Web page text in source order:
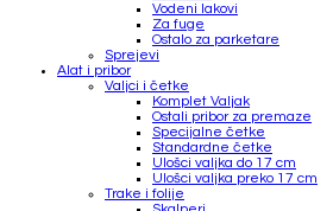
Vodeni lakovi
Za fuge
Ostalo za parketare
Sprejevi
Alat i pribor
Valjci i četke
Komplet Valjak
Ostali pribor za premaze
Specijalne četke
Standardne četke
Ulošci valjka do 17 cm
Ulošci valjka preko 17 cm
Trake i folije